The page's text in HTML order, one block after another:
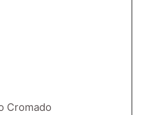
Cromado